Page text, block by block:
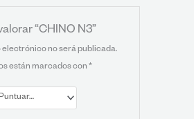
“CHINO N3”
electrónico no será publicada.
están marcados con *